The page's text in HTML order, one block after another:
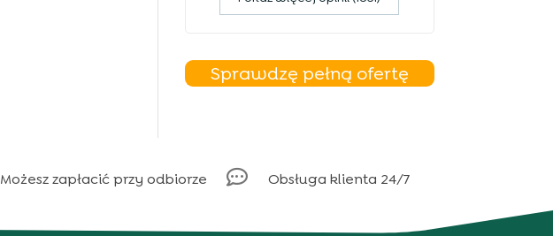
Sprawdzę pełną ofertę
Możesz zapłacić przy odbiorze  Obsługa klienta 24/7